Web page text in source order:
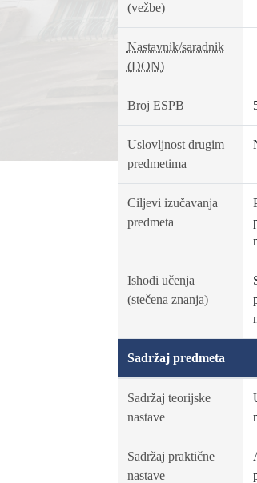
(vežbe)
Nastavnik/saradnik
(DON)
Broj ESPB
Uslovljnost drugim
predmetima
Ciljevi izučavanja
predmeta
Ishodi učenja
(stečena znanja)
Sadržaj predmeta
Sadržaj teorijske
nastave
Sadržaj praktične
nastave